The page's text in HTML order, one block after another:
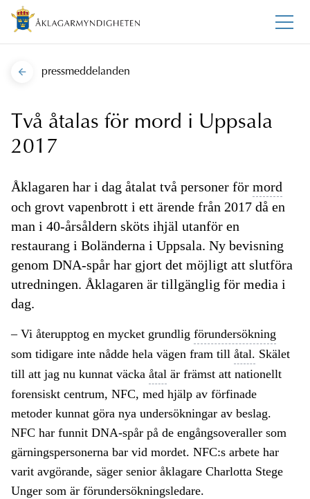
pressmeddelanden
Två åtalas för mord i Uppsala
2017
Åklagaren har i dag åtalat två personer för mord
och grovt vapenbrott i ett ärende från 2017 då en
man i 40-årsåldern sköts ihjäl utanför en
restaurang i Boländerna i Uppsala. Ny bevisning
genom DNA-spår har gjort det möjligt att slutföra
utredningen. Åklagaren är tillgänglig för media i
dag.
– Vi återupptog en mycket grundlig förundersökning
som tidigare inte nådde hela vägen fram till åtal. Skälet
till att jag nu kunnat väcka åtal är främst att nationellt
forensiskt centrum, NFC, med hjälp av förfinade
metoder kunnat göra nya undersökningar av beslag.
NFC har funnit DNA-spår på de engångsoveraller som
gärningspersonerna bar vid mordet. NFC:s arbete har
varit avgörande, säger senior åklagare Charlotta Stege
Unger som är förundersökningsledare.